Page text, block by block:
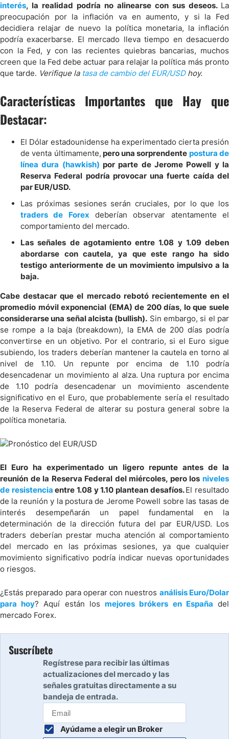
interés, la realidad podría no alinearse con sus deseos. La
preocupación por la inflación va en aumento, y si la Fed
decidiera relajar de nuevo la política monetaria, la inflación
podría exacerbarse. El mercado lleva tiempo en desacuerdo
con la Fed, y con las recientes quiebras bancarias, muchos
creen que la Fed debe actuar para relajar la política más pronto
que tarde. Verifique la tasa de cambio del EUR/USDhoy.
Características Importantes que Hay que
Destacar:
El Dólar estadounidense ha experimentado cierta presión
de venta últimamente, pero una sorprendente postura de
línea dura (hawkish) por parte de Jerome Powell y la
Reserva Federal podría provocar una fuerte caída del
par EUR/USD.
Las próximas sesiones serán cruciales, por lo que los
traders de Forex deberían observar atentamente el
comportamiento del mercado.
Las señales de agotamiento entre 1.08 y 1.09 deben
abordarse con cautela, ya que este rango ha sido
testigo anteriormente de un movimiento impulsivo a la
baja.
Cabe destacar que el mercado rebotó recientemente en el
promedio móvil exponencial (EMA) de 200 días, lo que suele
considerarse una señal alcista (bullish). Sin embargo, si el par
se rompe a la baja (breakdown), la EMA de 200 días podría
convertirse en un objetivo. Por el contrario, si el Euro sigue
subiendo, los traders deberían mantener la cautela en torno al
nivel de 1.10. Un repunte por encima de 1.10 podría
desencadenar un movimiento al alza. Una ruptura por encima
de 1.10 podría desencadenar un movimiento ascendente
significativo en el Euro, que probablemente sería el resultado
de la Reserva Federal de alterar su postura general sobre la
política monetaria.
El Euro ha experimentado un ligero repunte antes de la
reunión de la Reserva Federal del miércoles, pero los niveles
de resistencia entre 1.08 y 1.10 plantean desafíos.El resultado
de la reunión y la postura de Jerome Powell sobre las tasas de
interés desempeñarán un papel fundamental en la
determinación de la dirección futura del par EUR/USD. Los
traders deberían prestar mucha atención al comportamiento
del mercado en las próximas sesiones, ya que cualquier
movimiento significativo podría indicar nuevas oportunidades
o riesgos.
¿Estás preparado para operar con nuestros análisis Euro/Dolar
para hoy? Aquí están los mejores brókers en España del
mercado Forex.
Suscríbete
Regístrese para recibir las últimas
actualizaciones del mercado y las
señales gratuitas directamente a su
bandeja de entrada.
Ayúdame a elegir un Broker